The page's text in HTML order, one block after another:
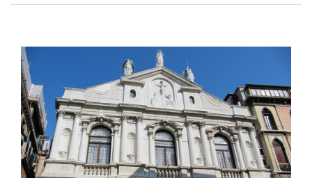
avvenuta con
successo!